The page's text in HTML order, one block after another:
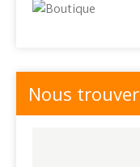
Nous trouver